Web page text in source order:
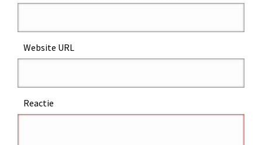
Website URL
Reactie